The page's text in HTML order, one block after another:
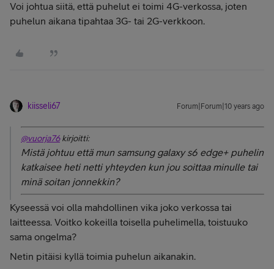
Voi johtua siitä, että puhelut ei toimi 4G-verkossa, joten
puhelun aikana tipahtaa 3G- tai 2G-verkkoon.
kiisseli67 Forum|Forum|10 years ago
@vuorja76kirjoitti:
Mistä johtuu että mun samsung galaxy s6 edge+ puhelin
katkaisee heti netti yhteyden kun jou soittaa minulle tai
minä soitan jonnekkin?
Kyseessä voi olla mahdollinen vika joko verkossa tai
laitteessa. Voitko kokeilla toisella puhelimella, toistuuko
sama ongelma?
Netin pitäisi kyllä toimia puhelun aikanakin.